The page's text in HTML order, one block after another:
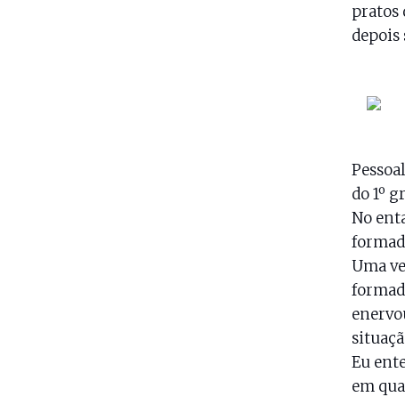
pratos
depois
do 1º
No
Uma
Eu
em